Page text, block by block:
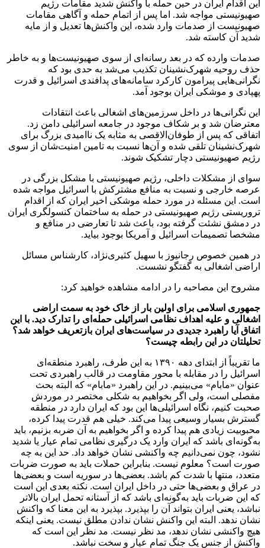
این اقدام ایران در حین حمله با واکنش شدید مقامات رژیم
صهیونیستی مواجه شد. اما پس از اتمام حمله و آگاهی مقامات
صهیونیست از صدمات وارد شده، این واکنش‌ها تعدیل و از مایه
شدید آن کاسته شد.
صدمات وارده که در بعد رسانه‌ای از سوی صهیونیست‌ها و به خاطر
حذف روحیه شهرک‌نشینان تکذیب می‌شد به حدی بود که
نگرانی‌هایی پیرامون کارکرد سامانه‌های پدافندی اسرائیل و قدرت
پهپادی و موشکی ایران بوجود آمد.
این نگرانی‌ها در داخل سرزمین‌های اشغالی باعث انتقادات
معترضان شد و بر شکاف موجود در جامعه اسرائیلی دامن زد.
اتفاقی که پس از طوفان‌الاقصی به مثابه یک ناامیدی بزرگ برای
شهرک‌نشینان تلقی شده و آن‌ها نسبت به تامین امنیت‌شان از سوی
رژیم صهیونیستی دچار تشکیک شوند.
سوای از مشکلات داخلی، رژیم صهیونیستی با مشکل بزرگی در
عرصه خارجی و نسبت به منافع مشترکش با اسرائیل مواجه شده
است. این مسئله در مورد حمله موشکی اخیر ایران که از اقدام
تروریستی رژیم صهیونیستی در حمله به ساختمان کنسولگری ایران
در دمشق نشئت گرفته بود، باعث شد تا تعارضی در منافع و
مشخصا تصمیمات اسرائیل و آمریکا بوجود بیاید.
در همین خصوص رجانیوز با سهیل کثیری‌نژاد، کارشناس مسائل
اراضی اشغالی به گفتگو نشست.
مشروح این مصاحبه را در ادامه مشاهده خواهید کرد:
جمهوری اسلامی برای اولین بار از خاک خود به سمت اراضی
اشغالی و علیه اهداف نظامی اسرائیلی حمله‌ای را تدارک دید. با این
اتفاق آیا راهبرد جدیدی در سیاست‌های ایران بازتعریف خواهد شد؟
تحلیلتان در این رابطه چیست؟
ما تقریباً از ابتدای دهه ۱۳۹۰ به این طرف، راهبرد منطقه‌ای
اسرائیل را در مقابله با محور مقاومت در قالب راهبردی تحت
عنوان «مابام» می‌بینیم. در این راهبرد «مابام» که البته بحث
مفصلی است، ولی اگر بخواهیم به شکلی مختصر در موردش
صحبت کنیم، نگاه اسرائیلی‌ها این بود که ایران دارد در منطقه
گسترش بسیار وسیعی پیدا می‌کند. خیلی هم قدرت پیدا کرده،
محبوبیت زیادی هم پیدا کرده و اگر بخواهیم به آن ضربه بزنیم، باید
به‌گونه‌ای باشد که ایران وارد یک درگیری نظامی تمام عیار یا شدید
نشود، چون نمی‌دانیم چه واکنشی نشان خواهد داد. حد این به چه
صورت است؟ معلوم نیست. بنابراین حملات باید به صورت ضربات
متعدد، منتها با شدت کم باشد. بعضی‌ها در سوریه است و بعضی‌ها
در عراق و بعضی‌ها حتی در داخل ایران است. نکته بعدی این است
که این ضربات باید به‌گونه‌ای باشد که از آستانه تحمل ایران بالاتر
نباشد، یعنی ایران بتواند آن را بپذیرد. بپذیرد به این معنا که واکنش
نشان ندهد. البته این واکنش نشان ندادن مطلق نیست. یعنی اینکه
هیچ واکنشی نشان ندهد، مد نظر نیست. مد نظر این است که
واکنش از جنس یک جنگ تمام عیار و سخت نباشد.